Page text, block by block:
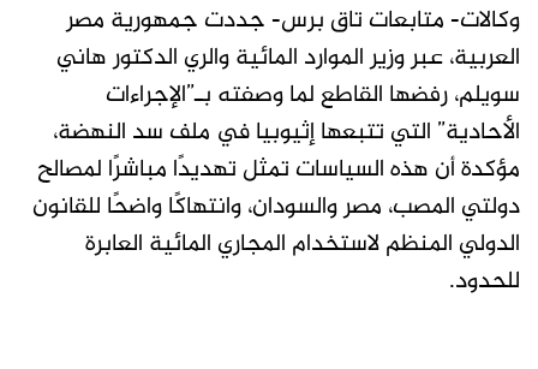
وكالات- متابعات تاق برس- جددت جمهورية مصر
العربية، عبر وزير الموارد المائية والري الدكتور هاني
سويلم، رفضها القاطع لما وصفته بـ”الإجراءات
الأحادية” التي تتبعها إثيوبيا في ملف سد النهضة،
مؤكدة أن هذه السياسات تمثل تهديدًا مباشرًا لمصالح
دولتي المصب، مصر والسودان، وانتهاكًا واضحًا للقانون
الدولي المنظم لاستخدام المجاري المائية العابرة
للحدود.